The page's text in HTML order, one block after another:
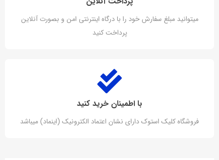
میتوانید مبلغ سفارش خود را با درگاه اینترنتی امن و بصورت آنلاین
پرداخت کنید
با اطمینان خرید کنید
فروشگاه کلیک استوک دارای نشان اعتماد الکترونیک (اینماد) میباشد